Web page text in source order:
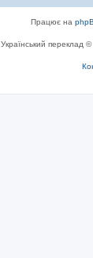
Працює на
Український переклад